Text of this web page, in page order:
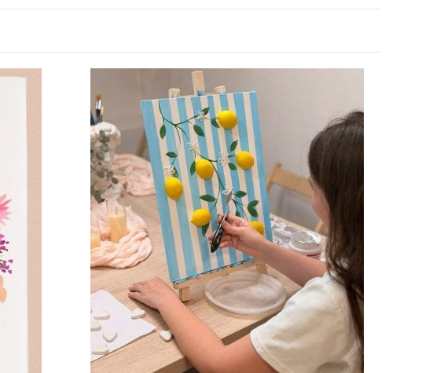
SEARCH